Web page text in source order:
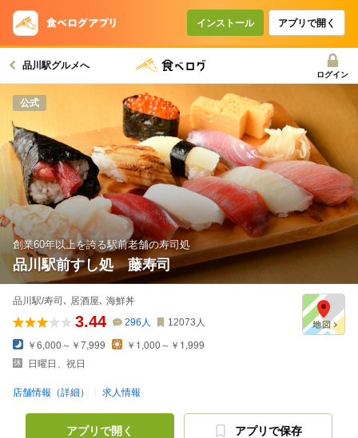
インストール アプリで開く
品川駅グルメへ
ログイン
公式
創業60年以上を誇る駅前老舗の寿司処
品川駅前すし処 藤寿司
品川駅/寿司､ 居酒屋､ 海鮮丼
3.44 296 人 12073 人
￥6,000～￥7,999
￥1,000～￥1,999
日曜日、祝日
店舗情報（詳細） 求人情報
アプリで開く アプリで保存
コースで使えるクーポン
戻る
クーポンを利用せず予約する